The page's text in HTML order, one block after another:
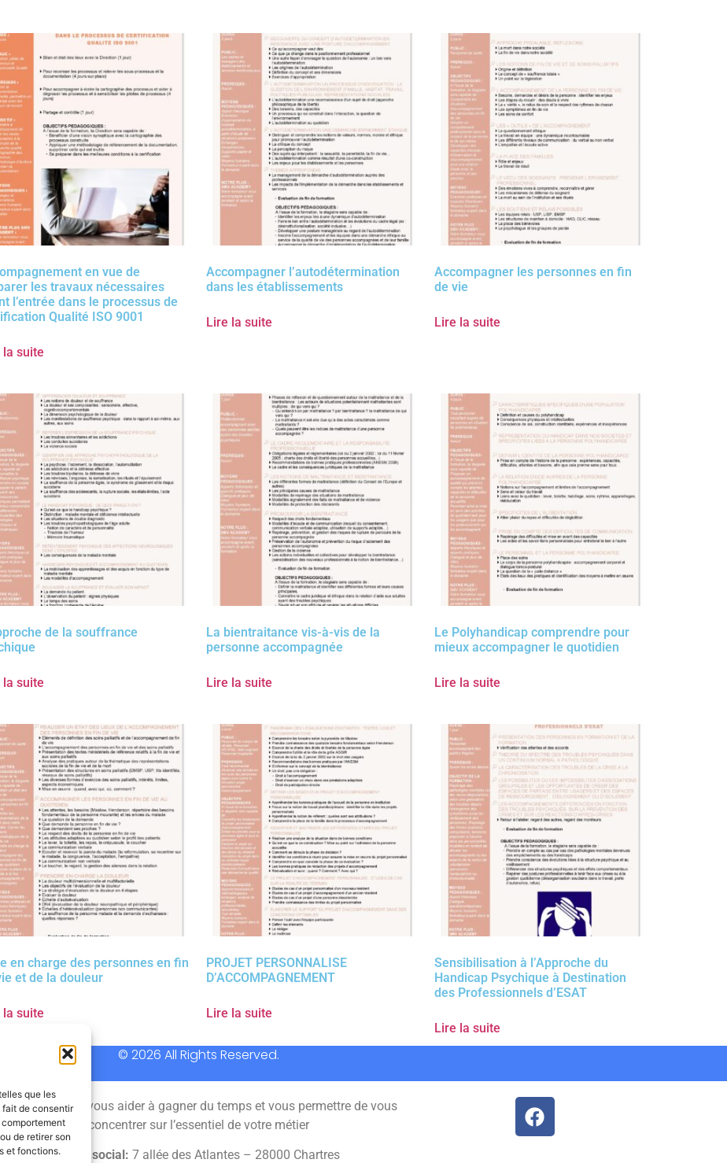
que les
de consentir
de retirer son
et fonctions.
en vue de
les travaux nécessaires
l’entrée dans le processus de
Qualité ISO 9001
la suite
Accompagner l’autodétermination
dans les établissements
Lire la suite
Accompagner les personnes en fin
de vie
Lire la suite
de la souffrance
la suite
La bientraitance vis-à-vis de la
personne accompagnée
Lire la suite
Le Polyhandicap comprendre pour
mieux accompagner le quotidien
Lire la suite
en charge des personnes en fin
et de la douleur
la suite
PROJET PERSONNALISE
D’ACCOMPAGNEMENT
Lire la suite
Sensibilisation à l’Approche du
Handicap Psychique à Destination
des Professionnels d’ESAT
Lire la suite
© 2026 All Rights Reserved.
SMV permet de vous aider à gagner du temps et vous permettre de vous
concentrer sur l’essentiel de votre métier
Siège social: 7 allée des Atlantes – 28000 Chartres